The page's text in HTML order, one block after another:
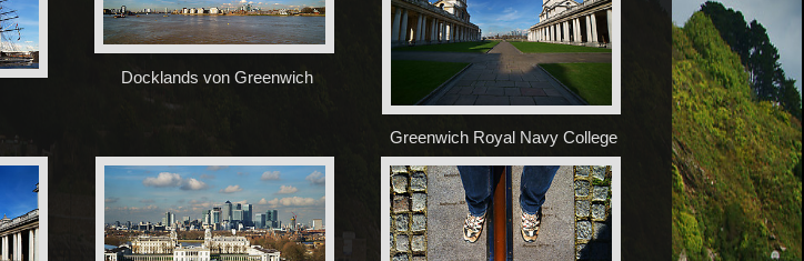
Docklands von Greenwich
Greenwich Royal Navy College